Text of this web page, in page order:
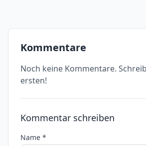
Kommentare
Noch keine Kommentare.
ersten!
Kommentar schreiben
Name *